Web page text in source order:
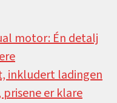
motor: Én detalj
inkludert ladingen
er klare